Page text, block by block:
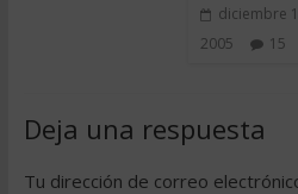
diciembre
2005
15
Deja una respuesta
Tu dirección de correo